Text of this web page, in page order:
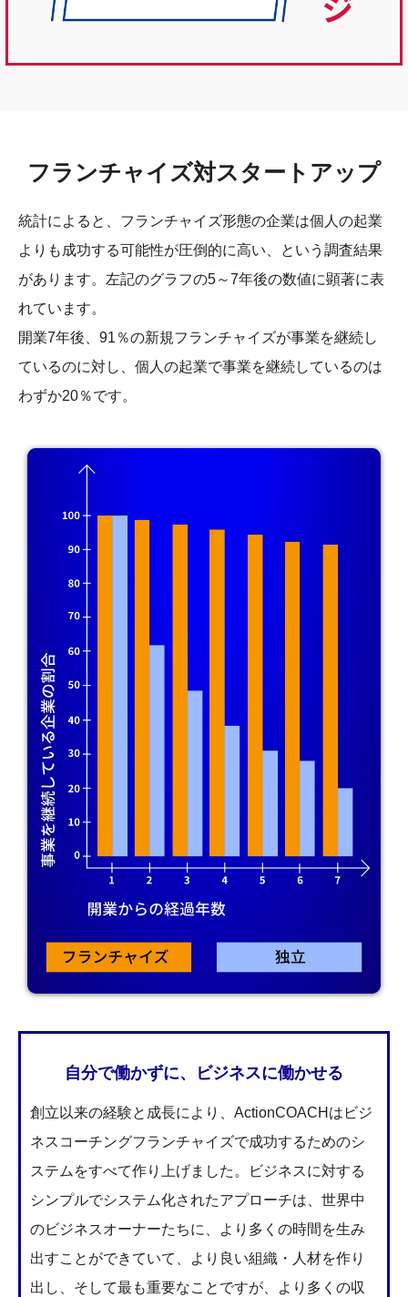
フランチャイズ対スタートアップ
統計によると、フランチャイズ形態の企業は個人の起業
よりも成功する可能性が圧倒的に高い、という調査結果
があります。左記のグラフの5～7年後の数値に顕著に表
れています。
開業7年後、91％の新規フランチャイズが事業を継続し
ているのに対し、個人の起業で事業を継続しているのは
わずか20％です。
自分で働かずに、ビジネスに働かせる
創立以来の経験と成長により、ActionCOACHはビジ
ネスコーチングフランチャイズで成功するためのシ
ステムをすべて作り上げました。ビジネスに対する
シンプルでシステム化されたアプローチは、世界中
のビジネスオーナーたちに、より多くの時間を生み
出すことができていて、より良い組織・人材を作り
出し、そして最も重要なことですが、より多くの収